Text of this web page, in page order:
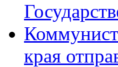
края